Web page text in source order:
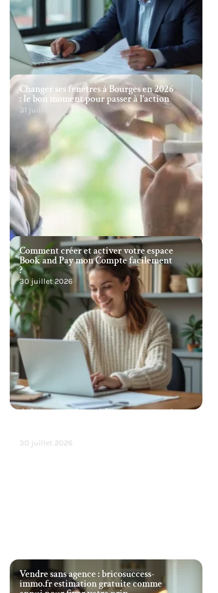
Changer ses fenêtres à Bourges en 2026
: le bon moment pour passer à l’action
31 juillet 2026
Comment créer et activer votre espace
Book and Pay mon Compte facilement
?
30 juillet 2026
Acheter pour louer à l’étranger : ce qui
30 juillet 2026
Vendre sans agence : bricosuccess-
immo.fr estimation gratuite comme